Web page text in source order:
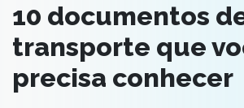
10 documentos
transporte que
precisa conhecer